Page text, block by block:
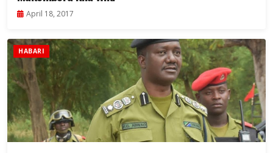
April 18, 2017
HABARI